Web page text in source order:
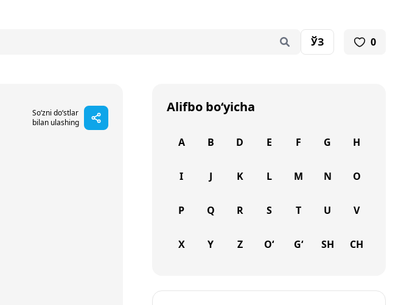
ЎЗ 0
So‘zni do‘stlar
bilan ulashing
Alifbo bo‘yicha
A B D E F G H
I J K L M N O
P Q R S T U V
X Y Z O‘ G‘ SH CH